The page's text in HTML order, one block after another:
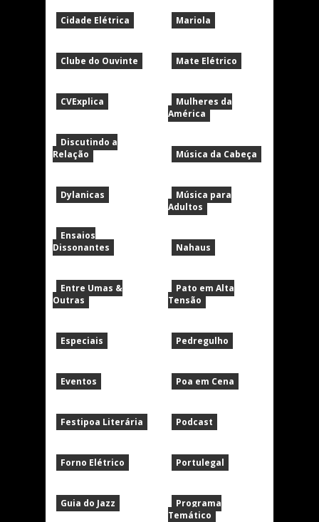
Cidade Elétrica
Clube do Ouvinte
CVExplica
Discutindo a
Relação
Dylanicas
Ensaios
Dissonantes
Entre Umas &
Outras
Especiais
Eventos
Festipoa Literária
Forno Elétrico
Guia do Jazz
Mariola
Mate Elétrico
Mulheres da
América
Música da Cabeça
Música para
Adultos
Nahaus
Pato em Alta
Tensão
Pedregulho
Poa em Cena
Podcast
Portulegal
Programa
Temático